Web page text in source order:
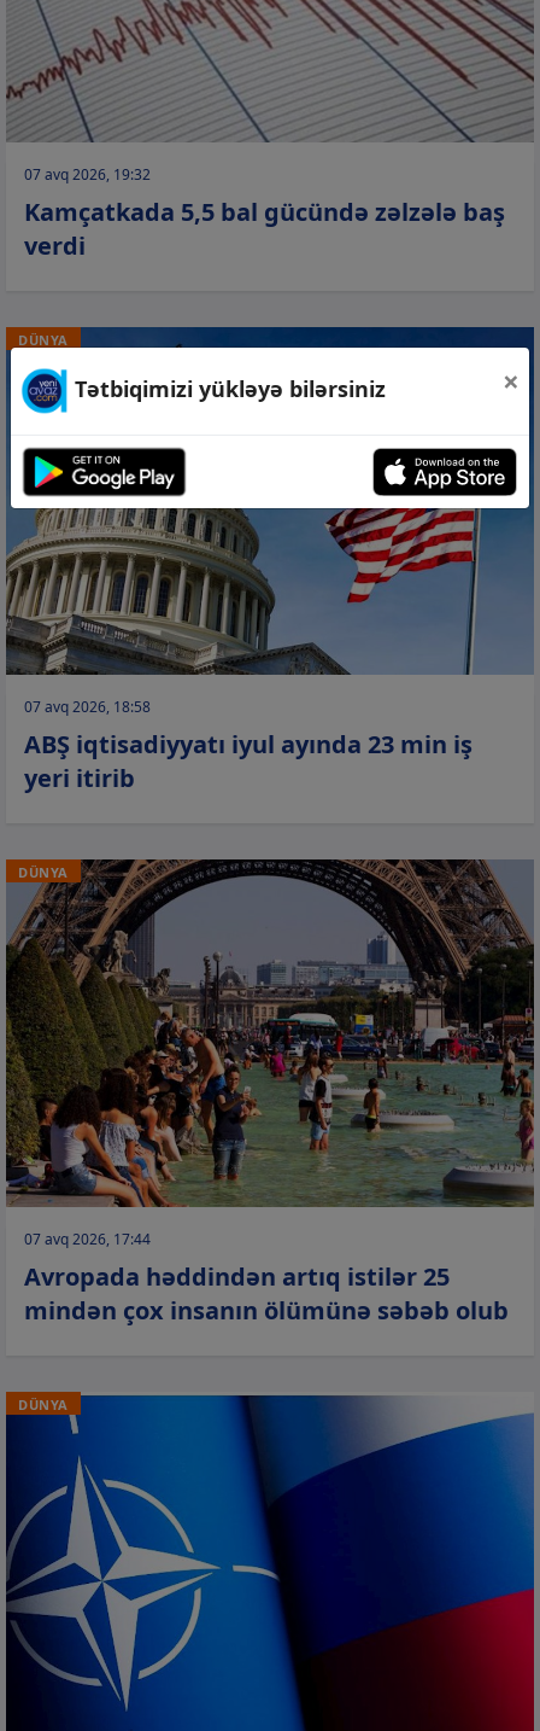
07 avq 2026, 19:32
Kamçatkada 5,5 bal gücündə zəlzələ baş
verdi
DÜNYA
07 avq 2026, 18:58
ABŞ iqtisadiyyatı iyul ayında 23 min iş
yeri itirib
DÜNYA
07 avq 2026, 17:44
Avropada həddindən artıq istilər 25
mindən çox insanın ölümünə səbəb olub
DÜNYA
Tətbiqimizi yükləyə bilərsiniz ×